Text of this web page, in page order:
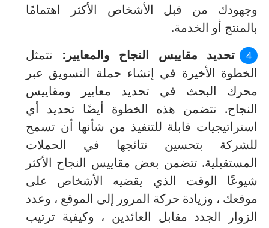
وجهودك من قبل الأشخاص الأكثر اهتمامًا
بالمنتج أو الخدمة.
تحديد مقاييس النجاح والمعايير: تتمثل
الخطوة الأخيرة في إنشاء حملة التسويق عبر
محرك البحث في تحديد معايير ومقاييس
النجاح. تتضمن هذه الخطوة أيضًا تحديد أي
استراتيجيات قابلة للتنفيذ من شأنها أن تسمح
للشركة بتحسين نتائجها في الحملات
المستقبلية. تتضمن بعض مقاييس النجاح الأكثر
شيوعًا الوقت الذي يقضيه الأشخاص على
موقعك ، وزيادة حركة المرور إلى الموقع ، وعدد
الزوار الجدد مقابل العائدين ، وكيفية ترتيب